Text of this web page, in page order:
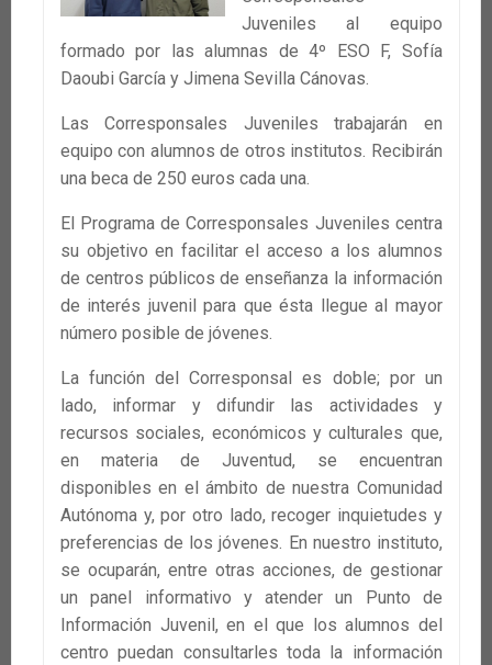
Juveniles al equipo
formado por las alumnas de 4º ESO F, Sofía
Daoubi García y Jimena Sevilla Cánovas.
Las Corresponsales Juveniles trabajarán en
equipo con alumnos de otros institutos. Recibirán
una beca de 250 euros cada una.
El Programa de Corresponsales Juveniles centra
su objetivo en facilitar el acceso a los alumnos
de centros públicos de enseñanza la información
de interés juvenil para que ésta llegue al mayor
número posible de jóvenes.
La función del Corresponsal es doble; por un
lado, informar y difundir las actividades y
recursos sociales, económicos y culturales que,
en materia de Juventud, se encuentran
disponibles en el ámbito de nuestra Comunidad
Autónoma y, por otro lado, recoger inquietudes y
preferencias de los jóvenes. En nuestro instituto,
se ocuparán, entre otras acciones, de gestionar
un panel informativo y atender un Punto de
Información Juvenil, en el que los alumnos del
centro puedan consultarles toda la información